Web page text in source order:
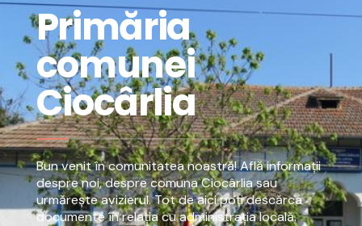
Primăria
comunei
Ciocârlia
Bun venit în comunitatea noastră! Află informații
despre noi, despre comuna Ciocârlia sau
urmărește avizierul. Tot de aici poți descărca
documente în relația cu administrația locală.